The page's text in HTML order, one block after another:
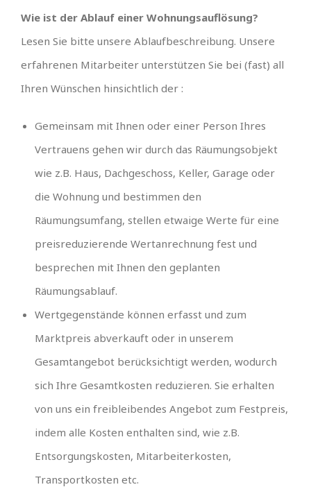
Wie ist der Ablauf einer Wohnungsauflösung?
Lesen Sie bitte unsere Ablaufbeschreibung. Unsere
erfahrenen Mitarbeiter unterstützen Sie bei (fast) all
Ihren Wünschen hinsichtlich der :
Gemeinsam mit Ihnen oder einer Person Ihres
Vertrauens gehen wir durch das Räumungsobjekt
wie z.B. Haus, Dachgeschoss, Keller, Garage oder
die Wohnung und bestimmen den
Räumungsumfang, stellen etwaige Werte für eine
preisreduzierende Wertanrechnung fest und
besprechen mit Ihnen den geplanten
Räumungsablauf.
Wertgegenstände können erfasst und zum
Marktpreis abverkauft oder in unserem
Gesamtangebot berücksichtigt werden, wodurch
sich Ihre Gesamtkosten reduzieren. Sie erhalten
von uns ein freibleibendes Angebot zum Festpreis,
indem alle Kosten enthalten sind, wie z.B.
Entsorgungskosten, Mitarbeiterkosten,
Transportkosten etc.